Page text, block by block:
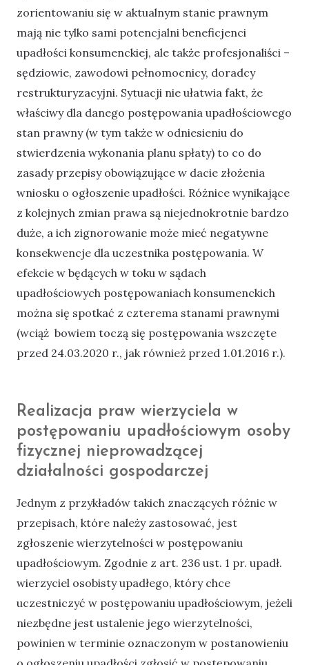
zorientowaniu się w aktualnym stanie prawnym
mają nie tylko sami potencjalni beneficjenci
upadłości konsumenckiej, ale także profesjonaliści –
sędziowie, zawodowi pełnomocnicy, doradcy
restrukturyzacyjni. Sytuacji nie ułatwia fakt, że
właściwy dla danego postępowania upadłościowego
stan prawny (w tym także w odniesieniu do
stwierdzenia wykonania planu spłaty) to co do
zasady przepisy obowiązujące w dacie złożenia
wniosku o ogłoszenie upadłości. Różnice wynikające
z kolejnych zmian prawa są niejednokrotnie bardzo
duże, a ich zignorowanie może mieć negatywne
konsekwencje dla uczestnika postępowania. W
efekcie w będących w toku w sądach
upadłościowych postępowaniach konsumenckich
można się spotkać z czterema stanami prawnymi
(wciąż bowiem toczą się postępowania wszczęte
przed 24.03.2020 r., jak również przed 1.01.2016 r.).
Realizacja praw wierzyciela w
postępowaniu upadłościowym osoby
fizycznej nieprowadzącej
działalności gospodarczej
Jednym z przykładów takich znaczących różnic w
przepisach, które należy zastosować, jest
zgłoszenie wierzytelności w postępowaniu
upadłościowym. Zgodnie z art. 236 ust. 1 pr. upadł.
wierzyciel osobisty upadłego, który chce
uczestniczyć w postępowaniu upadłościowym, jeżeli
niezbędne jest ustalenie jego wierzytelności,
powinien w terminie oznaczonym w postanowieniu